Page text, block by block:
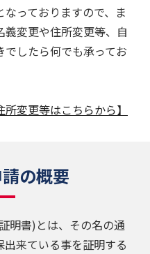
っておりますので、ま
変更や住所変更等、自
したら何でも承ってお
変更等はこちらから】
の概要
明書)とは、その名の通
出来ている事を証明する